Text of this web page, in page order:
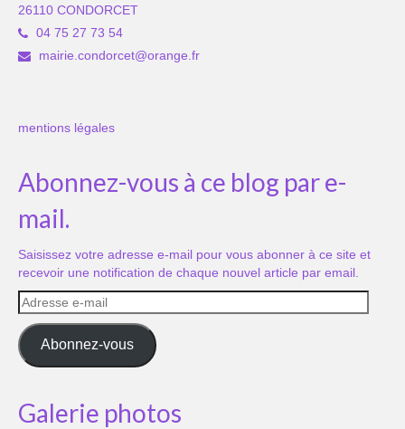
26110 CONDORCET
04 75 27 73 54
mairie.condorcet@orange.fr
mentions légales
Abonnez-vous à ce blog par e-
mail.
Saisissez votre adresse e-mail pour vous abonner à ce site et
recevoir une notification de chaque nouvel article par email.
Adresse
e-
mail
Abonnez-vous
Galerie photos